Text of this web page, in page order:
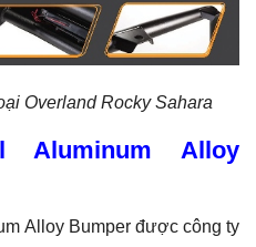
Overland Rocky Sahara
Aluminum Alloy
Alloy Bumper được công ty